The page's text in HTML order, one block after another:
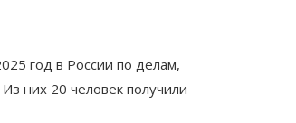
год в России по делам,
них 20 человек получили